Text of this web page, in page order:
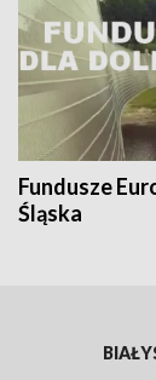
Fundusze
Śląska